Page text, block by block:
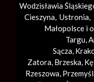
Wodzisławia
Cieszyna, Ustronia,
Małopolsce i
Targu,
Sącza,
Zatora, Brzeska,
Rzeszowa,